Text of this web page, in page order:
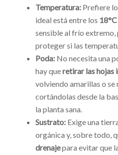
Temperatura:Prefiere
ideal está entre los
sensible al frío extremo,
proteger si las
Poda:No necesita una
hay queretirar las hojas
volviendo amarillas o
cortándolas desde la
la planta sana.
Sustrato:Exige una
orgánica y, sobre todo,
drenajepara evitar que